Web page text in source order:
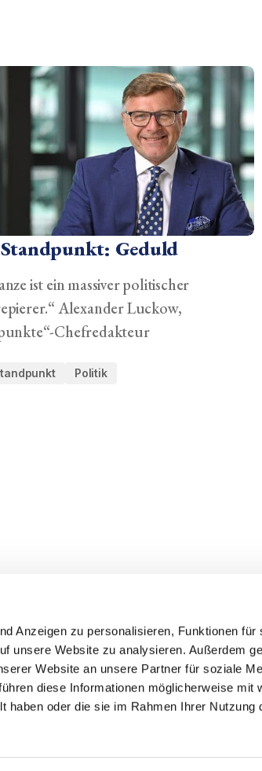
Anzeigen zu personalisieren, Funktionen für
unsere Website zu analysieren. Außerdem
Website an unsere Partner für soziale
diese Informationen möglicherweise mit
haben oder die sie im Rahmen Ihrer Nutzung
Geduld
ist ein massiver politischer
Alexander Luckow,
Chefredakteur
Politik
DatenschutzerklärungÜber uns